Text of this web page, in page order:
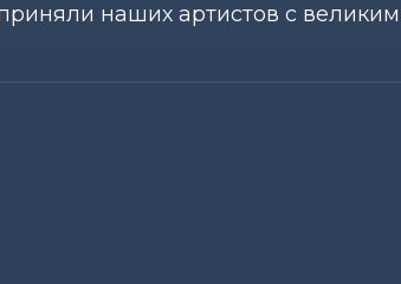
наших артистов с великим